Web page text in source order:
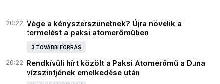
20:22 Vége a kényszerszünetnek? Újra növelik a
termelést a paksi atomerőműben
3 TOVÁBBI FORRÁS
20:22 Rendkívüli hírt közölt a Paksi Atomerőmű a Duna
vízszintjének emelkedése után